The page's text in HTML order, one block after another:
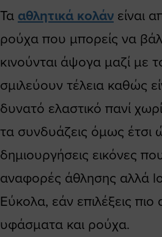
Τα αθλητικά κολάν είναι
ρούχα που μπορείς να
κινούνται άψογα μαζί με
σμιλεύουν τέλεια καθώς
δυνατό ελαστικό πανί
τα συνδυάζεις όμως έτσι
δημιουργήσεις εικόνες
αναφορές άθλησης αλλά
Εύκολα, εάν επιλέξεις
υφάσματα και ρούχα.